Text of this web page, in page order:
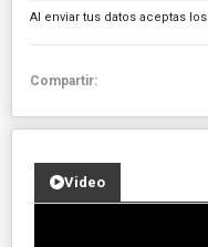
Al enviar tus datos aceptas los
Compartir:
Video